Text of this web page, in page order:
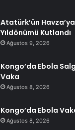
Atatürk’ün
Yıldönümü Kutlandı
Ağustos 9, 2026
Kongo’da Ebola
Vaka
Ağustos 8, 2026
Kongo’da Ebola
Ağustos 8, 2026